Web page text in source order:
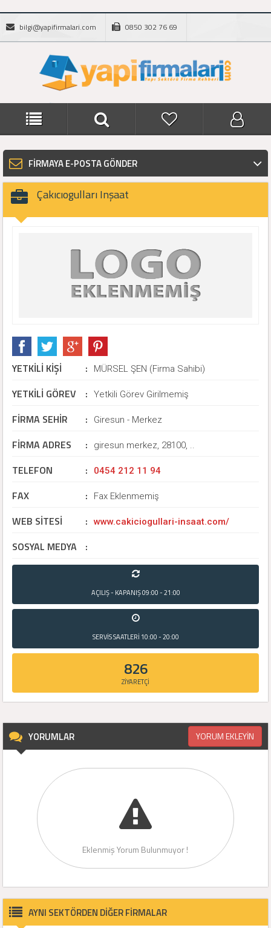
bilgi@yapifirmalari.com 0850 302 76 69
FİRMAYA E-POSTA GÖNDER
Çakıcıogulları Inşaat
YETKİLİ KİŞİ : MÜRSEL ŞEN (Firma Sahibi)
YETKİLİ GÖREV : Yetkili Görev Girilmemiş
FİRMA SEHİR : Giresun - Merkez
FİRMA ADRES : giresun merkez, 28100, ..
TELEFON : 0454 212 11 94
FAX : Fax Eklenmemiş
WEB SİTESİ : www.cakiciogullari-insaat.com/
SOSYAL MEDYA :
AÇILIŞ - KAPANIŞ09:00 - 21:00
SERVİS SAATLERİ 10:00 - 20:00
826
ZİYARETÇİ
YORUMLAR YORUM EKLEYİN
Eklenmiş Yorum Bulunmuyor !
AYNI SEKTÖRDEN DİĞER FİRMALAR